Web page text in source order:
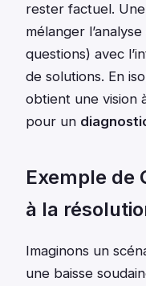
rester factuel.
mélanger
questions) avec
de solutions. En
obtient une vision
pour un
Exemple de
à la
Imaginons un
une baisse